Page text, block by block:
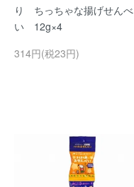
り ちっちゃな揚げせんべ
い 12g×4
314円(税23円)